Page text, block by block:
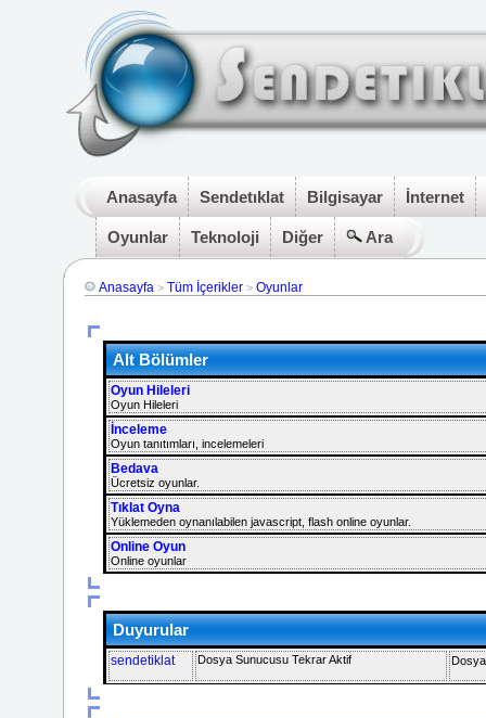
Anasayfa Sendetıklat Bilgisayar İnternet
Oyunlar Teknoloji Diğer Ara
Anasayfa > Tüm İçerikler > Oyunlar
Alt Bölümler
Oyun Hileleri
Oyun Hileleri
İnceleme
Oyun tanıtımları, incelemeleri
Bedava
Ücretsiz oyunlar.
Tıklat Oyna
Yüklemeden oynanılabilen javascript, flash online oyunlar.
Online Oyun
Online oyunlar
Duyurular
sendetiklat Dosya Sunucusu Tekrar Aktif